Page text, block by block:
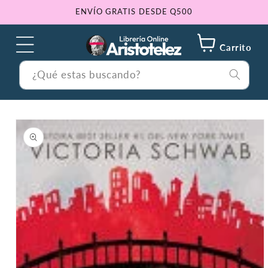
al contenido
ENVÍO GRATIS DESDE Q500
¿Qué estas buscando?
Carrito
directamente
información
del producto